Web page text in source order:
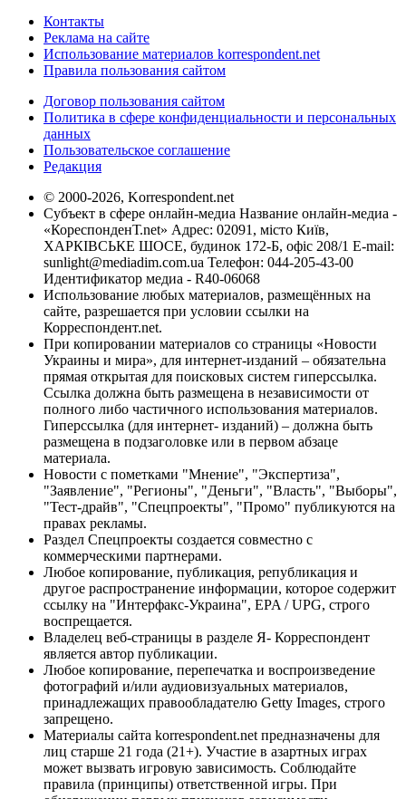
Контакты
Реклама на сайте
Использование материалов korrespondent.net
Правила пользования сайтом
Договор пользования сайтом
Политика в сфере конфиденциальности и персональных
данных
Пользовательское соглашение
Редакция
© 2000-2026, Korrespondent.net
Субъект в сфере онлайн-медиа Название онлайн-медиа -
«КореспонденТ.net» Адрес: 02091, місто Київ,
ХАРКІВСЬКЕ ШОСЕ, будинок 172-Б, офіс 208/1 E-mail:
sunlight@mediadim.com.ua Телефон: 044-205-43-00
Идентификатор медиа - R40-06068
Использование любых материалов, размещённых на
сайте, разрешается при условии ссылки на
Корреспондент.net.
При копировании материалов со страницы «Новости
Украины и мира», для интернет-изданий – обязательна
прямая открытая для поисковых систем гиперссылка.
Ссылка должна быть размещена в независимости от
полного либо частичного использования материалов.
Гиперссылка (для интернет- изданий) – должна быть
размещена в подзаголовке или в первом абзаце
материала.
Новости с пометками "Мнение", "Экспертиза",
"Заявление", "Регионы", "Деньги", "Власть", "Выборы",
"Тест-драйв", "Спецпроекты", "Промо" публикуются на
правах рекламы.
Раздел Спецпроекты создается совместно с
коммерческими партнерами.
Любое копирование, публикация, републикация и
другое распространение информации, которое содержит
ссылку на "Интерфакс-Украина", EPA / UPG, строго
воспрещается.
Владелец веб-страницы в разделе Я- Корреспондент
является автор публикации.
Любое копирование, перепечатка и воспроизведение
фотографий и/или аудиовизуальных материалов,
принадлежащих правообладателю Getty Images, строго
запрещено.
Материалы сайта korrespondent.net предназначены для
лиц старше 21 года (21+). Участие в азартных играх
может вызвать игровую зависимость. Соблюдайте
правила (принципы) ответственной игры. При